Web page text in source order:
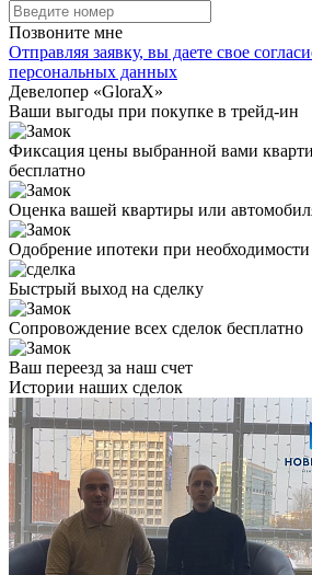
Позвоните мне
Отправляя заявку, вы даете свое
персональных данных
Девелопер «GloraX»
Ваши выгоды при покупке в трейд-ин
Фиксация цены выбранной вами
бесплатно
Оценка вашей квартиры или
Одобрение ипотеки при необходимости
Быстрый выход на сделку
Сопровождение всех сделок бесплатно
Ваш переезд за наш счет
Истории наших сделок